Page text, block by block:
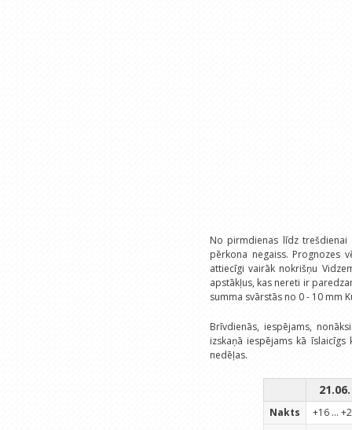
No pirmdienas līdz trešdienai
pērkona negaiss. Prognozes
attiecīgi vairāk nokrišņu
apstākļus, kas nereti ir
summa svārstās no 0 - 10 mm
Brīvdienās, iespējams,
izskaņā iespējams kā
nedēļas.
21.06.
Nakts
+16 ...